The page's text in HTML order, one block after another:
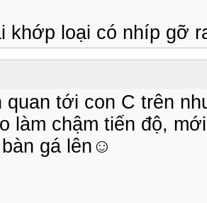
khớp loại có nhíp gỡ
quan tới con C trên
làm chậm tiến độ,
gá lên☺